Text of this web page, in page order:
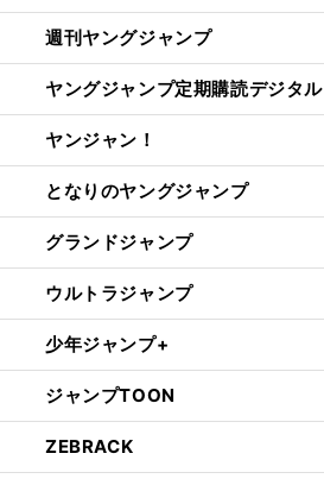
週刊ヤングジャンプ
ヤングジャンプ定期購読デジタル
ヤンジャン！
となりのヤングジャンプ
グランドジャンプ
ウルトラジャンプ
少年ジャンプ+
ジャンプTOON
ZEBRACK